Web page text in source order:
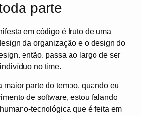
parte
em código é fruto de uma
da organização e o design do
então, passa ao largo de ser
no time.
maior parte do tempo, quando eu
de software, estou falando
tecnológica que é feita em